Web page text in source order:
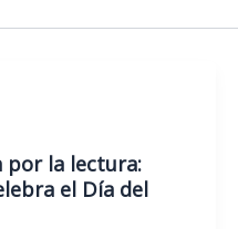
por la lectura:
el Día del